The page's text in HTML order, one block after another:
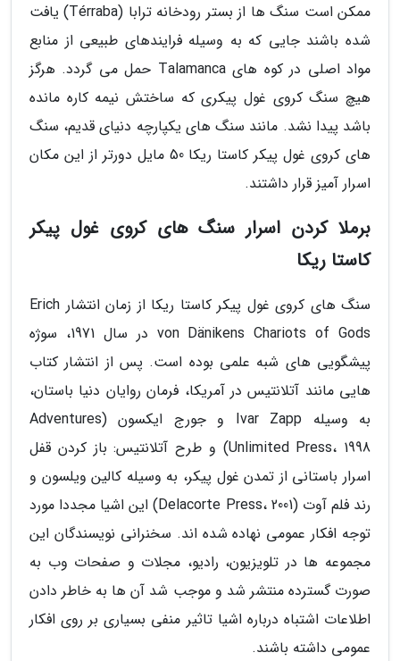
ممکن است سنگ ها از بستر رودخانه ترابا (Térraba) یافت
شده باشند جایی که به وسیله فرایندهای طبیعی از منابع
مواد اصلی در کوه های Talamanca حمل می گردد. هرگز
هیچ سنگ کروی غول پیکری که ساختش نیمه کاره مانده
باشد پیدا نشد. مانند سنگ های یکپارچه دنیای قدیم، سنگ
های کروی غول پیکر کاستا ریکا 50 مایل دورتر از این مکان
اسرار آمیز قرار داشتند.
برملا کردن اسرار سنگ های کروی غول پیکر
کاستا ریکا
سنگ های کروی غول پیکر کاستا ریکا از زمان انتشار Erich
von Dänikens Chariots of Gods در سال 1971، سوژه
پیشگویی های شبه علمی بوده است. پس از انتشار کتاب
هایی مانند آتلانتیس در آمریکا، فرمان روایان دنیا باستان،
به وسیله Ivar Zapp و جورج ایکسون (Adventures
Unlimited Press، 1998) و طرح آتلانتیس: باز کردن قفل
اسرار باستانی از تمدن غول پیکر، به وسیله کالین ویلسون و
رند فلم آوت (Delacorte Press، 2001) این اشیا مجددا مورد
توجه افکار عمومی نهاده شده اند. سخنرانی نویسندگان این
مجموعه ها در تلویزیون، رادیو، مجلات و صفحات وب به
صورت گسترده منتشر شد و موجب شد آن ها به خاطر دادن
اطلاعات اشتباه درباره اشیا تاثیر منفی بسیاری بر روی افکار
عمومی داشته باشند.